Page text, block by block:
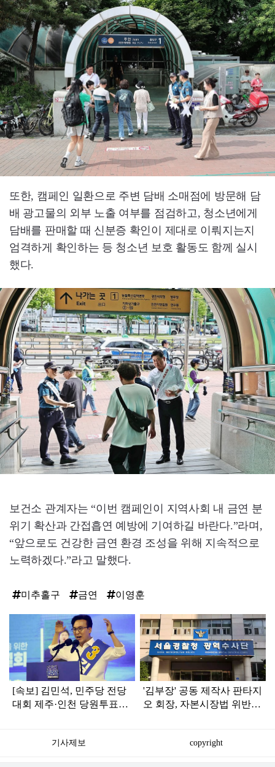
또한, 캠페인 일환으로 주변 담배 소매점에 방문해 담
배 광고물의 외부 노출 여부를 점검하고, 청소년에게
담배를 판매할 때 신분증 확인이 제대로 이뤄지는지
엄격하게 확인하는 등 청소년 보호 활동도 함께 실시
했다.
보건소 관계자는 “이번 캠페인이 지역사회 내 금연 분
위기 확산과 간접흡연 예방에 기여하길 바란다.”라며,
“앞으로도 건강한 금연 환경 조성을 위해 지속적으로
노력하겠다.”라고 말했다.
미추홀구 금연 이영훈
인
[속보] 김민석, 민주당 전당
대회 제주·인천 당원투표서
'김부장' 공동 제작사 판타지
오 회장, 자본시장법 위반
기사제보 copyright